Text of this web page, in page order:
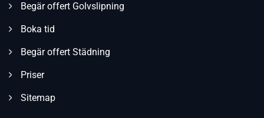
Begär offert Golvslipning
Boka tid
Begär offert Städning
Priser
Sitemap